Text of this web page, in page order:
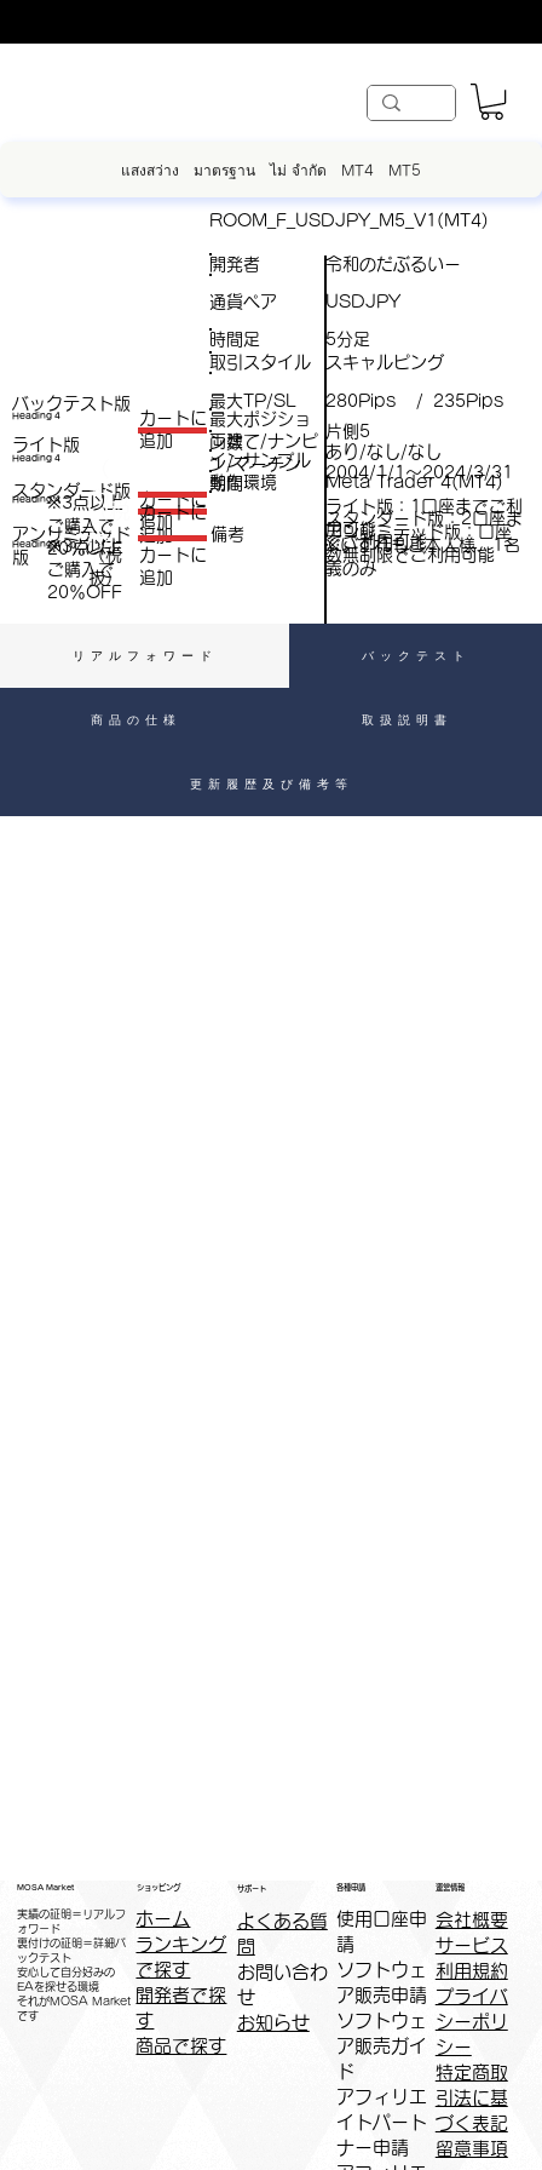
แสงสว่าง มาตรฐาน ไม่ จำกัด MT4 MT5
バックテスト版
スタンダード版
アンリミテッド
版
ROOM_F_USDJPY_M5_V1(MT4)
開発者 令和のだぶるいー
最大ポジショ
ン数
片側5
Heading 4
​カートに
追加
税
抜
）
Heading 4
​カートに
追加
Heading 4※3点以上
ご購入で​
20％OFF
（税
抜）
​カートに
追加
Heading 4
（税
抜）
※3点以上
ご購入で​
20％OFF
​カートに
追加
ライト版
通貨ペア USDJPY
取引スタイル スキャルピング
最大TP/SL 280Pips / 235Pips
両建て/ナンピ
ン/マーチン
あり/なし/なし
インサンプル
期間
2004/1/1～2024/3/31
動作環境 Meta Trader 4(MT4)
時間足 5分足
備考
ライト版：1口座までご利
用可能
スタンダード版：2口座ま
でご利用可能
アンリミテッド版：口座
数無制限でご利用可能
※いずれもご本人様、1名
義のみ
リアルフォワード バックテスト
商品の仕様 取扱説明書
更新履歴及び備考等
MOSA Market
実績の証明＝リアルフ
ォワード
裏付けの証明＝詳細バ
ックテスト
安心して自分好みの
EAを探せる環境
​それがMOSA Market
です
ショッピング
ホーム
ランキング
で探す
開発者で探
す
商品で探す
サポート
よくある質
問
お問い合わ
せ
お知らせ
各種申請
​使用口座申
請
ソフトウェ
ア販売申請
ソフトウェ
ア販売ガイ
ド
アフィリエ
イトパート
ナー申請​
運営情報
会社概要
サービス
利用規約
プライバ
シーポリ
シー
特定商取
引法に基
づく表記
​留意事項